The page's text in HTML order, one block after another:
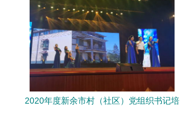
2020年度新余市村（社区）党组织书记培